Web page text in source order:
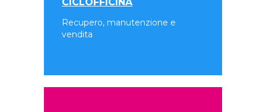
Recupero, manutenzione e
vendita